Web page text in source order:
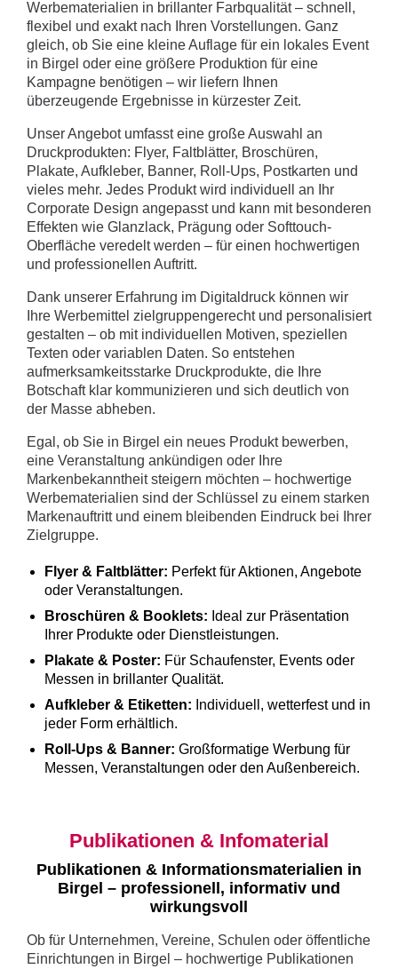
Werbematerialien in brillanter Farbqualität – schnell,
flexibel und exakt nach Ihren Vorstellungen. Ganz
gleich, ob Sie eine kleine Auflage für ein lokales Event
in Birgel oder eine größere Produktion für eine
Kampagne benötigen – wir liefern Ihnen
überzeugende Ergebnisse in kürzester Zeit.
Unser Angebot umfasst eine große Auswahl an
Druckprodukten: Flyer, Faltblätter, Broschüren,
Plakate, Aufkleber, Banner, Roll-Ups, Postkarten und
vieles mehr. Jedes Produkt wird individuell an Ihr
Corporate Design angepasst und kann mit besonderen
Effekten wie Glanzlack, Prägung oder Softtouch-
Oberfläche veredelt werden – für einen hochwertigen
und professionellen Auftritt.
Dank unserer Erfahrung im Digitaldruck können wir
Ihre Werbemittel zielgruppengerecht und personalisiert
gestalten – ob mit individuellen Motiven, speziellen
Texten oder variablen Daten. So entstehen
aufmerksamkeitsstarke Druckprodukte, die Ihre
Botschaft klar kommunizieren und sich deutlich von
der Masse abheben.
Egal, ob Sie in Birgel ein neues Produkt bewerben,
eine Veranstaltung ankündigen oder Ihre
Markenbekanntheit steigern möchten – hochwertige
Werbematerialien sind der Schlüssel zu einem starken
Markenauftritt und einem bleibenden Eindruck bei Ihrer
Zielgruppe.
Flyer & Faltblätter: Perfekt für Aktionen, Angebote
oder Veranstaltungen.
Broschüren & Booklets: Ideal zur Präsentation
Ihrer Produkte oder Dienstleistungen.
Plakate & Poster: Für Schaufenster, Events oder
Messen in brillanter Qualität.
Aufkleber & Etiketten: Individuell, wetterfest und in
jeder Form erhältlich.
Roll-Ups & Banner: Großformatige Werbung für
Messen, Veranstaltungen oder den Außenbereich.
Publikationen & Infomaterial
Publikationen & Informationsmaterialien in
Birgel – professionell, informativ und
wirkungsvoll
Ob für Unternehmen, Vereine, Schulen oder öffentliche
Einrichtungen in Birgel – hochwertige Publikationen